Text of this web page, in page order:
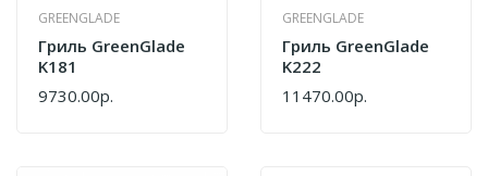
GREENGLADE
Гриль GreenGlade
K181
9730.00р.
GREENGLADE
Гриль GreenGlade
K222
11470.00р.